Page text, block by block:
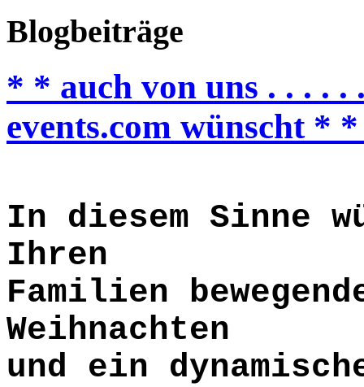
Blogbeiträge
* * auch von uns . . . .
events.com wünscht *
In diesem Sinne
Ihren
Familien
Weihnachten
und ein